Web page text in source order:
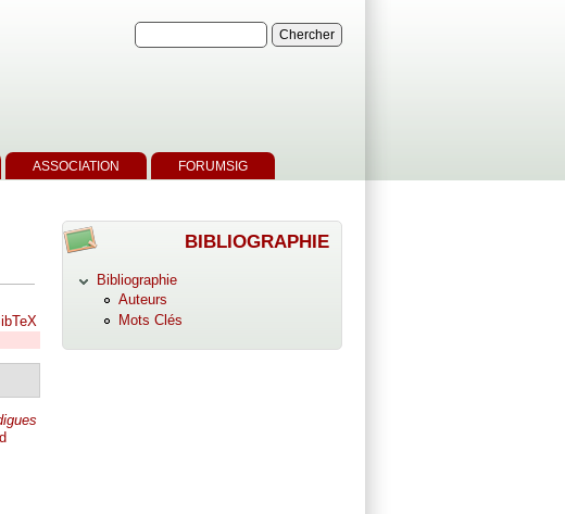
ASSOCIATION FORUMSIG
BIBLIOGRAPHIE
Bibliographie
Auteurs
Mots Clés